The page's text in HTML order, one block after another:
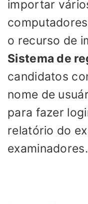
importar
o recurso de
Sistema de
candidatos
nome de
para fazer
relatório do
examinadores.